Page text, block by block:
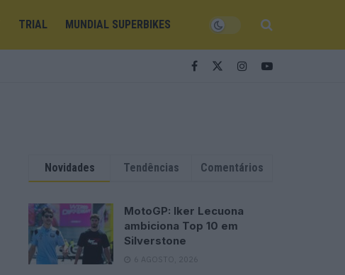
TRIAL MUNDIAL SUPERBIKES
Novidades Tendências Comentários
MotoGP: Iker Lecuona
ambiciona Top 10 em
Silverstone
6 AGOSTO, 2026